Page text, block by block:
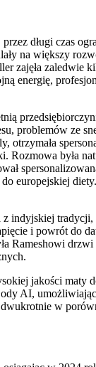
długi czas
na większy
zajęła
energię,
problemów ze
Rozmowa była
indyjskiej
i powrót do
Rameshowi
jakości
AI,
w